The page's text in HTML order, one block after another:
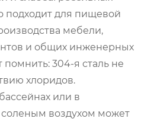
подходит для пищевой
мебели,
и общих инженерных
помнить: 304-я сталь не
хлоридов.
или в
воздухом может